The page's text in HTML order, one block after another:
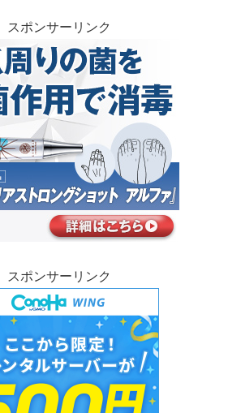
スポンサーリンク
スポンサーリンク